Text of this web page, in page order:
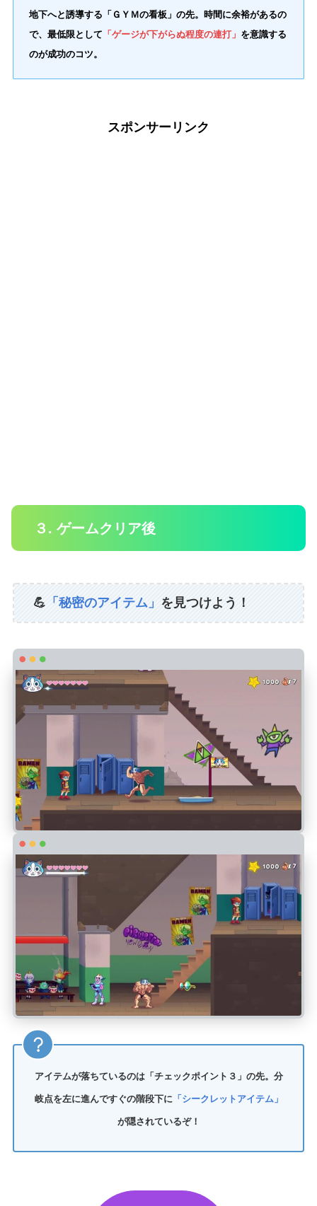
地下へと誘導する「ＧＹＭの看板」の先。時間に余裕があるの
で、最低限として 「ゲージが下がらぬ程度の連打」 を意識する
のが成功のコツ。
スポンサーリンク
３. ゲームクリア後
💪 「秘密のアイテム」 を見つけよう！
アイテムが落ちているのは「チェックポイント３」の先。分
岐点を左に進んですぐの階段下に「シークレットアイテム」
が隠されているぞ！